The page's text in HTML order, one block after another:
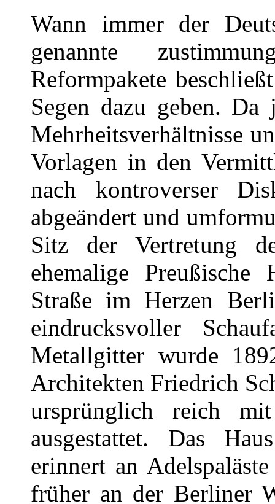
Wann immer der
genannte
Reformpakete
Segen dazu geben.
Mehrheitsverhältnisse
Vorlagen in den
nach kontroverser
abgeändert und
Sitz der Vertretung
ehemalige
Straße im Herzen
eindrucksvoller
Metallgitter wurde
Architekten Friedrich
ursprünglich reich
ausgestattet. Das
erinnert an
früher an der Berliner